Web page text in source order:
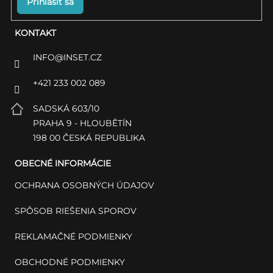
KONTAKT
INFO@INSET.CZ
+421 233 002 089
SADSKÁ 603/10
PRAHA 9 - HLOUBĚTÍN
198 00 ČESKÁ REPUBLIKA
OBECNÉ INFORMÁCIE
OCHRANA OSOBNÝCH ÚDAJOV
SPÔSOB RIEŠENIA SPOROV
REKLAMAČNÉ PODMIENKY
OBCHODNÉ PODMIENKY